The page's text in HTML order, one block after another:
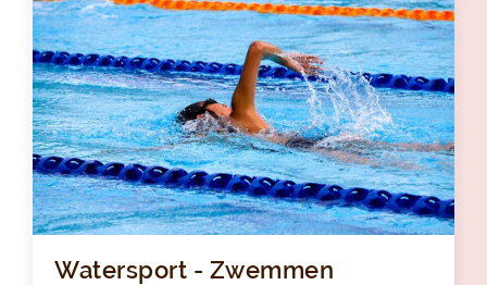
Watersport - Zwemmen